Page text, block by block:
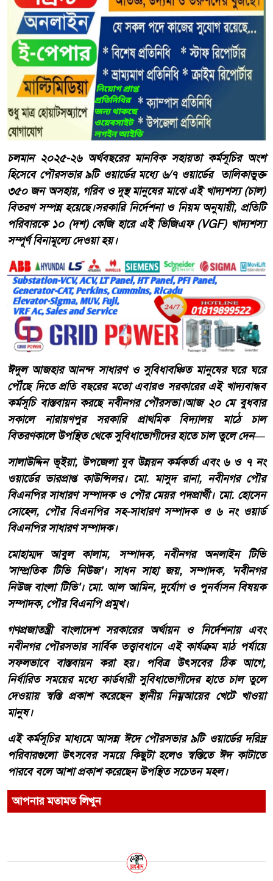
​চলমান ২০২৫-২৬ অর্থবছরের মানবিক সহায়তা কর্মসূচির অংশ
হিসেবে পৌরসভার ৯টি ওয়ার্ডের মধ্যে ৬/৭ ওয়ার্ডের তালিকাভুক্ত
৩৫০ জন অসহায়, গরিব ও দুস্থ মানুষের মাঝে এই খাদ্যশস্য (চাল)
বিতরণ সম্পন্ন হয়েছে।​সরকারি নির্দেশনা ও নিয়ম অনুযায়ী, প্রতিটি
পরিবারকে ১০ (দশ) কেজি হারে এই ভিজিএফ (VGF) খাদ্যশস্য
সম্পূর্ণ বিনামূল্যে দেওয়া হয়।
ঈদুল আজহার আনন্দ সাধারণ ও সুবিধাবঞ্চিত মানুষের ঘরে ঘরে
পৌঁছে দিতে প্রতি বছরের মতো এবারও সরকারের এই খাদ্যবান্ধব
কর্মসূচি বাস্তবায়ন করছে নবীনগর পৌরসভা।আজ ২০ মে বুধবার
সকালে ​নারায়ণপুর সরকারি প্রাথমিক বিদ্যালয় মাঠে চাল
বিতরণকালে উপস্থিত থেকে সুবিধাভোগীদের হাতে চাল তুলে দেন—
​সালাউদ্দিন ভূইয়া, উপজেলা যুব উন্নয়ন কর্মকর্তা এবং ৬ ও ৭ নং
ওয়ার্ডের ভারপ্রাপ্ত কাউন্সিলর। ​মো. মাসুদ রানা, নবীনগর পৌর
বিএনপির সাধারণ সম্পাদক ও পৌর মেয়র পদপ্রার্থী। ​মো. হোসেন
সোহেল, পৌর বিএনপির সহ-সাধারণ সম্পাদক ও ৬ নং ওয়ার্ড
বিএনপির সাধারণ সম্পাদক।
​মোহাম্মদ আবুল কালাম, সম্পাদক, নবীনগর অনলাইন টিভি
'সাম্প্রতিক টিভি নিউজ'। ​সাধন সাহা জয়, সম্পাদক, 'নবীনগর
নিউজ বাংলা টিভি'। ​মো. আল আমিন, দুর্যোগ ও পুনর্বাসন বিষয়ক
সম্পাদক, পৌর বিএনপি প্রমুখ।
​গণপ্রজাতন্ত্রী বাংলাদেশ সরকারের অর্থায়ন ও নির্দেশনায় এবং
নবীনগর পৌরসভার সার্বিক তত্ত্বাবধানে এই কার্যক্রম মাঠ পর্যায়ে
সফলভাবে বাস্তবায়ন করা হয়। পবিত্র উৎসবের ঠিক আগে,
নির্ধারিত সময়ের মধ্যে কার্ডধারী সুবিধাভোগীদের হাতে চাল তুলে
দেওয়ায় স্বস্তি প্রকাশ করেছেন স্থানীয় নিম্নআয়ের খেটে খাওয়া
মানুষ।
​এই কর্মসূচির মাধ্যমে আসন্ন ঈদে পৌরসভার ৯টি ওয়ার্ডের দরিদ্র
পরিবারগুলো উৎসবের সময়ে কিছুটা হলেও স্বস্তিতে ঈদ কাটাতে
পারবে বলে আশা প্রকাশ করেছেন উপস্থিত সচেতন মহল।
আপনার মতামত লিখুন